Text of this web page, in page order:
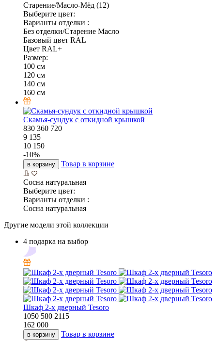
Старение/Масло-Мёд (12)
Выберите цвет:
Варианты отделки :
Без отделки/Старение Масло
Базовый цвет RAL
Цвет RAL+
Размер:
100 см
120 см
140 см
160 см
Скамья-сундук с откидной крышкой
830 360 720
9 135
10 150
-10%
в корзину Товар в корзине
Сосна натуральная
Выберите цвет:
Варианты отделки :
Сосна натуральная
Другие модели этой коллекции
4 подарка на выбор
Шкаф 2-х дверный Tesoro
1050 580 2115
162 000
в корзину Товар в корзине